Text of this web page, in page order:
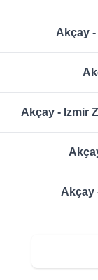
Akçay
Akçay - Izmir
Akçay